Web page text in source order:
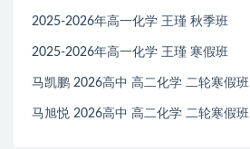
2025-2026年高一化学 王瑾 秋季班
2025-2026年高一化学 王瑾 寒假班
马凯鹏 2026高中 高二化学 二轮寒假班
马旭悦 2026高中 高二化学 二轮寒假班